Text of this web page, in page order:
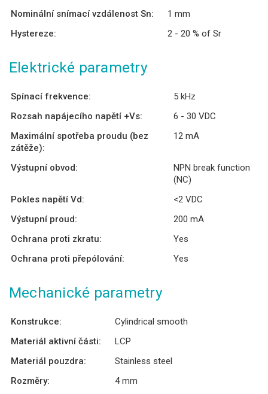
Nominální snímací vzdálenost Sn:
1 mm
Hystereze:
2 - 20 % of Sr
Elektrické parametry
Spínací frekvence:
5 kHz
Rozsah napájecího napětí +Vs:
6 - 30 VDC
Maximální spotřeba proudu (bez
zátěže):
12 mA
Výstupní obvod:
NPN break function
(NC)
Pokles napětí Vd:
<2 VDC
Výstupní proud:
200 mA
Ochrana proti zkratu:
Yes
Ochrana proti přepólování:
Yes
Mechanické parametry
Konstrukce:
Cylindrical smooth
Materiál aktivní části:
LCP
Materiál pouzdra:
Stainless steel
Rozměry:
4 mm